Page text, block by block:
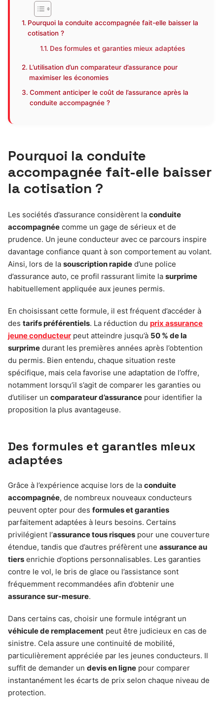
Pourquoi la conduite accompagnée fait-elle baisser la
cotisation ?
Des formules et garanties mieux adaptées
L’utilisation d’un comparateur d’assurance pour
maximiser les économies
Comment anticiper le coût de l’assurance après la
conduite accompagnée ?
Pourquoi la conduite
accompagnée fait-elle baisser
la cotisation ?
Les sociétés d’assurance considèrent la conduite
accompagnée comme un gage de sérieux et de
prudence. Un jeune conducteur avec ce parcours inspire
davantage confiance quant à son comportement au volant.
Ainsi, lors de la souscription rapide d’une police
d’assurance auto, ce profil rassurant limite la surprime
habituellement appliquée aux jeunes permis.
En choisissant cette formule, il est fréquent d’accéder à
des tarifs préférentiels. La réduction du prix assurance
jeune conducteur peut atteindre jusqu’à 50 % de la
surprime durant les premières années après l’obtention
du permis. Bien entendu, chaque situation reste
spécifique, mais cela favorise une adaptation de l’offre,
notamment lorsqu’il s’agit de comparer les garanties ou
d’utiliser un comparateur d’assurance pour identifier la
proposition la plus avantageuse.
Des formules et garanties mieux
adaptées
Grâce à l’expérience acquise lors de la conduite
accompagnée, de nombreux nouveaux conducteurs
peuvent opter pour des formules et garanties
parfaitement adaptées à leurs besoins. Certains
privilégient l’assurance tous risques pour une couverture
étendue, tandis que d’autres préfèrent une assurance au
tiers enrichie d’options personnalisables. Les garanties
contre le vol, le bris de glace ou l’assistance sont
fréquemment recommandées afin d’obtenir une
assurance sur-mesure.
Dans certains cas, choisir une formule intégrant un
véhicule de remplacement peut être judicieux en cas de
sinistre. Cela assure une continuité de mobilité,
particulièrement appréciée par les jeunes conducteurs. Il
suffit de demander un devis en ligne pour comparer
instantanément les écarts de prix selon chaque niveau de
protection.